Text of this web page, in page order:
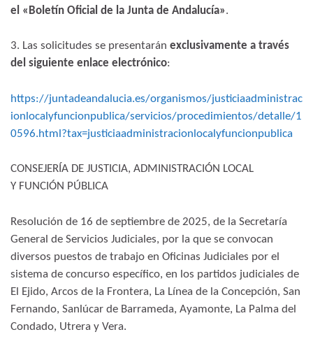
el «Boletín Oficial de la Junta de Andalucía».
3. Las solicitudes se presentarán exclusivamente a través
del siguiente enlace electrónico:
https://juntadeandalucia.es/organismos/justiciaadministrac
ionlocalyfuncionpublica/servicios/procedimientos/detalle/1
0596.html?tax=justiciaadministracionlocalyfuncionpublica
CONSEJERÍA DE JUSTICIA, ADMINISTRACIÓN LOCAL
Y FUNCIÓN PÚBLICA
Resolución de 16 de septiembre de 2025, de la Secretaría
General de Servicios Judiciales, por la que se convocan
diversos puestos de trabajo en Oficinas Judiciales por el
sistema de concurso específico, en los partidos judiciales de
El Ejido, Arcos de la Frontera, La Línea de la Concepción, San
Fernando, Sanlúcar de Barrameda, Ayamonte, La Palma del
Condado, Utrera y Vera.